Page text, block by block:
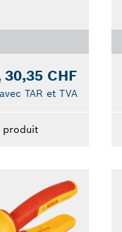
30,35 CHF
TAR et TVA
produit